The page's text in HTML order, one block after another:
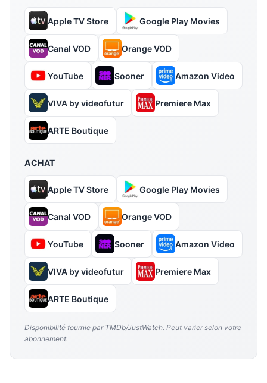
Apple TV Store Google Play Movies
Canal VOD Orange VOD
YouTube Sooner Amazon Video
VIVA by videofutur Premiere Max
ARTE Boutique
ACHAT
Apple TV Store Google Play Movies
Canal VOD Orange VOD
YouTube Sooner Amazon Video
VIVA by videofutur Premiere Max
ARTE Boutique
Disponibilité fournie par TMDb/JustWatch. Peut varier selon votre
abonnement.